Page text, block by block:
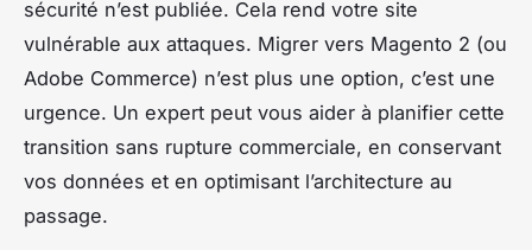
sécurité n’est publiée. Cela rend votre site
vulnérable aux attaques. Migrer vers Magento 2 (ou
Adobe Commerce) n’est plus une option, c’est une
urgence. Un expert peut vous aider à planifier cette
transition sans rupture commerciale, en conservant
vos données et en optimisant l’architecture au
passage.